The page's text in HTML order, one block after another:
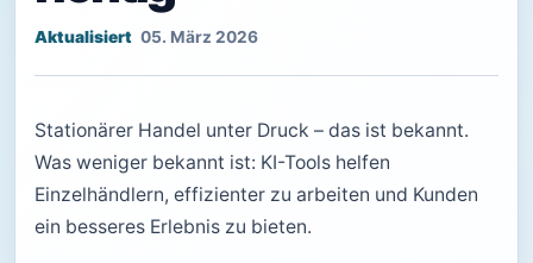
05. März 2026
Stationärer Handel unter Druck – das ist bekannt.
Was weniger bekannt ist: KI-Tools helfen
Einzelhändlern, effizienter zu arbeiten und Kunden
ein besseres Erlebnis zu bieten.